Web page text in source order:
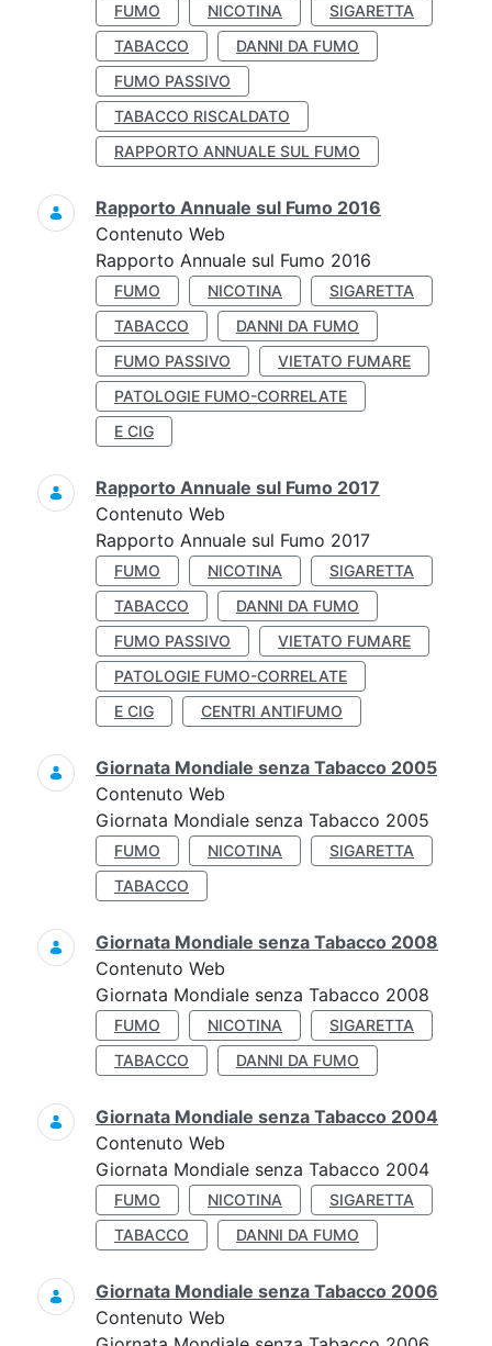
FUMO NICOTINA
SIGARETTA
TABACCO
DANNI DA FUMO
FUMO PASSIVO
TABACCO RISCALDATO
RAPPORTO ANNUALE SUL FUMO
Rapporto Annuale sul Fumo 2016
Contenuto Web
Rapporto Annuale sul Fumo 2016
FUMO NICOTINA
SIGARETTA
TABACCO
DANNI DA FUMO
FUMO PASSIVO
VIETATO FUMARE
PATOLOGIE FUMO-CORRELATE
E CIG
Rapporto Annuale sul Fumo 2017
Contenuto Web
Rapporto Annuale sul Fumo 2017
FUMO NICOTINA
SIGARETTA
TABACCO
DANNI DA FUMO
FUMO PASSIVO
VIETATO FUMARE
PATOLOGIE FUMO-CORRELATE
E CIG
CENTRI ANTIFUMO
Giornata Mondiale senza Tabacco 2005
Contenuto Web
Giornata Mondiale senza Tabacco 2005
FUMO NICOTINA
SIGARETTA
TABACCO
Giornata Mondiale senza Tabacco 2008
Contenuto Web
Giornata Mondiale senza Tabacco 2008
FUMO NICOTINA
SIGARETTA
TABACCO
DANNI DA FUMO
Giornata Mondiale senza Tabacco 2004
Contenuto Web
Giornata Mondiale senza Tabacco 2004
FUMO NICOTINA
SIGARETTA
TABACCO
DANNI DA FUMO
Giornata Mondiale senza Tabacco 2006
Contenuto Web